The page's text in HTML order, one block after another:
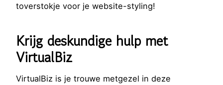
toverstokje voor je website-styling!
Krijg deskundige hulp met
VirtualBiz
VirtualBiz is je trouwe metgezel in deze